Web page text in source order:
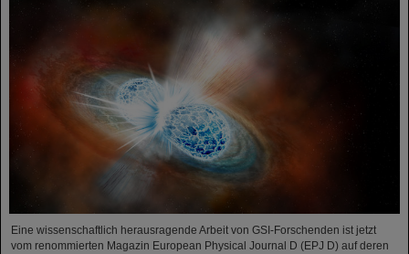
Eine wissenschaftlich herausragende Arbeit von GSI-Forschenden ist jetzt
vom renommierten Magazin European Physical Journal D (EPJ D) auf deren